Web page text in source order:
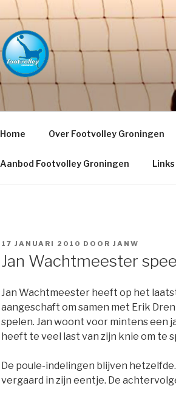
FOOTVOLLEY
PETACCHI'S
Home Over Footvolley Groningen
Aanbod Footvolley Groningen Links
GEPLAATST
17 JANUARI 2010 DOOR JANW
Jan Wachtmeester
Jan Wachtmeester heeft op het
aangeschaft om samen met Erik
spelen. Jan woont voor mintens een
heeft te veel last van zijn knie om te
De poule-indelingen blijven
vergaard in zijn eentje. De